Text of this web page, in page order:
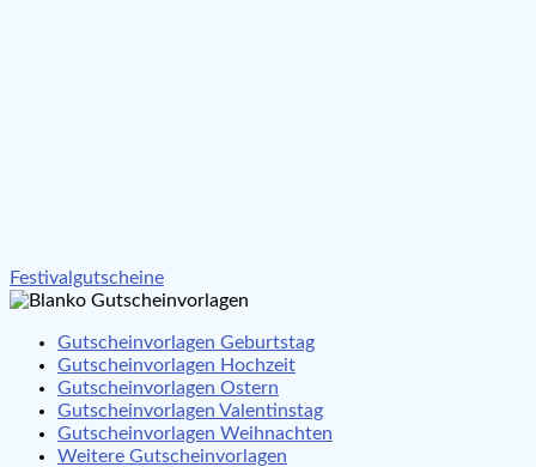
Beitragsnavigation
Festivalgutscheine
Gutscheinvorlagen Geburtstag
Gutscheinvorlagen Hochzeit
Gutscheinvorlagen Ostern
Gutscheinvorlagen Valentinstag
Gutscheinvorlagen Weihnachten
Weitere Gutscheinvorlagen